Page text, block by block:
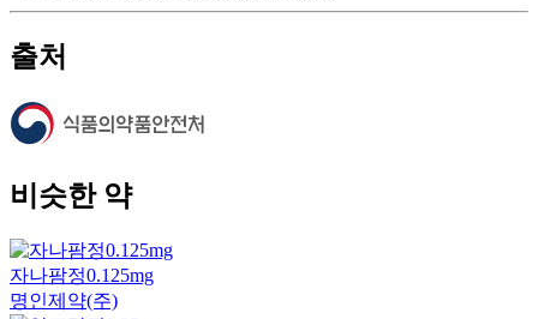
출처
비슷한 약
자나팜정0.125mg
명인제약(주)